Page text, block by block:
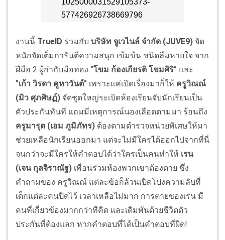
งานนี้ TrueID ร่วมกับ บริษัท จูเวไนล์ จำกัด (JUVE9) จัด
หนักจัดเต็มการันตีความสนุก เข้มข้น ชนิดลืมหายใจ จาก
ฝีมือ 2 ผู้กำกับมือทอง "โขม ก้องเกียรติ โขมศิริ" และ
"เก้า วิรดา คูหาวันต์" เพราะแค่เปิดเรื่องมาก็ให้ ครูวิณณ์
(มิว ศุภศิษฏ์) จัดชุดใหญ่ระเบิดห้องเรียนจับนักเรียนเป็น
ตัวประกันทันที แถมมีเหตุการณ์นองเลือดตามมา ร้อนถึง
ครูมารุต (เอม ภูมิภัทร) ต้องตามตำรวจหน่วยพิเศษให้มา
ช่วยเหลือนักเรียนออกมา แต่จะไม่มีใครได้ออกไปจากที่นี่
จนกว่าจะมีใครให้คำตอบได้ว่าใครเป็นคนทำให้ เรน
(เจน กุลจิราณัฐ) เพื่อนร่วมห้องพวกเขาต้องตาย ซึ่ง
คำถามของ ครูวิณณ์ แต่ละข้อก็ล้วนเปิดโปงความลับที่
เด็กแต่ละคนปิดไว้ เวลาเหลือไม่มาก การตายของเรน มี
คนที่เกี่ยวข้องมากกว่าทีคิด และเดิมพันด้วยชีวิตตัว
ประกันที่ต้องแลก หากคำตอบที่ได้เป็นคำตอบที่ผิด!